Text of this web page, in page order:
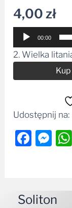
4,00zł
Odtwarzacz
plików
dźwiękowych
00:00
2. Wielka
Udostępnij na:
Soliton